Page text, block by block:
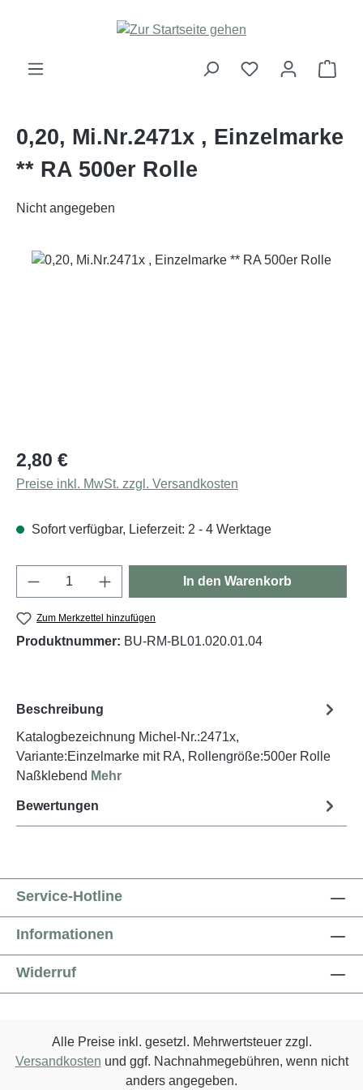
Zum Hauptinhalt springen
0,20, Mi.Nr.2471x , Einzelmarke
** RA 500er Rolle
Nicht angegeben
Bildergalerie überspringen
Regulärer Preis:
2,80 €
Preise inkl. MwSt. zzgl. Versandkosten
Sofort verfügbar, Lieferzeit: 2 - 4 Werktage
Produkt Anzahl: Gib den gewünschten
In den Warenkorb
Zum Merkzettel hinzufügen
Produktnummer: BU-RM-BL01.020.01.04
Beschreibung
Katalogbezeichnung Michel-Nr.:2471x,
Variante:Einzelmarke mit RA, Rollengröße:500er Rolle
Naßklebend Mehr
Bewertungen
Service-Hotline
Informationen
Widerruf
Alle Preise inkl. gesetzl. Mehrwertsteuer zzgl.
Versandkosten und ggf. Nachnahmegebühren, wenn nicht
anders angegeben.